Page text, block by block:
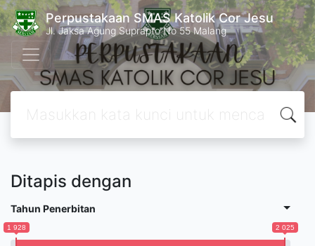
Perpustakaan SMAS Katolik Cor Jesu
Jl. Jaksa Agung Suprapto No 55 Malang
Ditapis dengan
Tahun Penerbitan
1 928 2 025